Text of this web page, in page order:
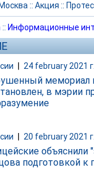
Москва :: Акция ::
:: Информационные
24 february 2021
мемориал
в мэрии
20 february 2021
объяснили
подготовкой к